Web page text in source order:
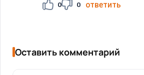
0 0 ответить
Оставить комментарий